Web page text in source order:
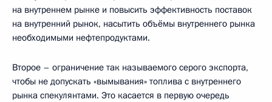
на внутреннем рынке и повысить эффективность поставок
на внутренний рынок, насытить объёмы внутреннего рынка
необходимыми нефтепродуктами.
Второе – ограничение так называемого серого экспорта,
чтобы не допускать «вымывания» топлива с внутреннего
рынка спекулянтами. Это касается в первую очередь